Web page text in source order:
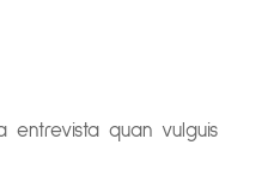
entrevista quan vulguis